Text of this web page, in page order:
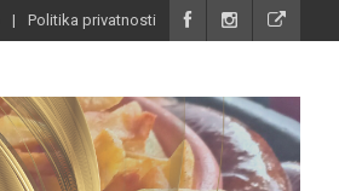
Politika privatnosti